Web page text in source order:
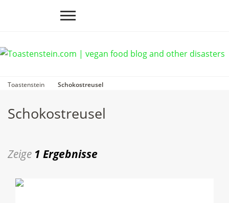
Toastenstein Schokostreusel
Schokostreusel
Zeige 1 Ergebnisse